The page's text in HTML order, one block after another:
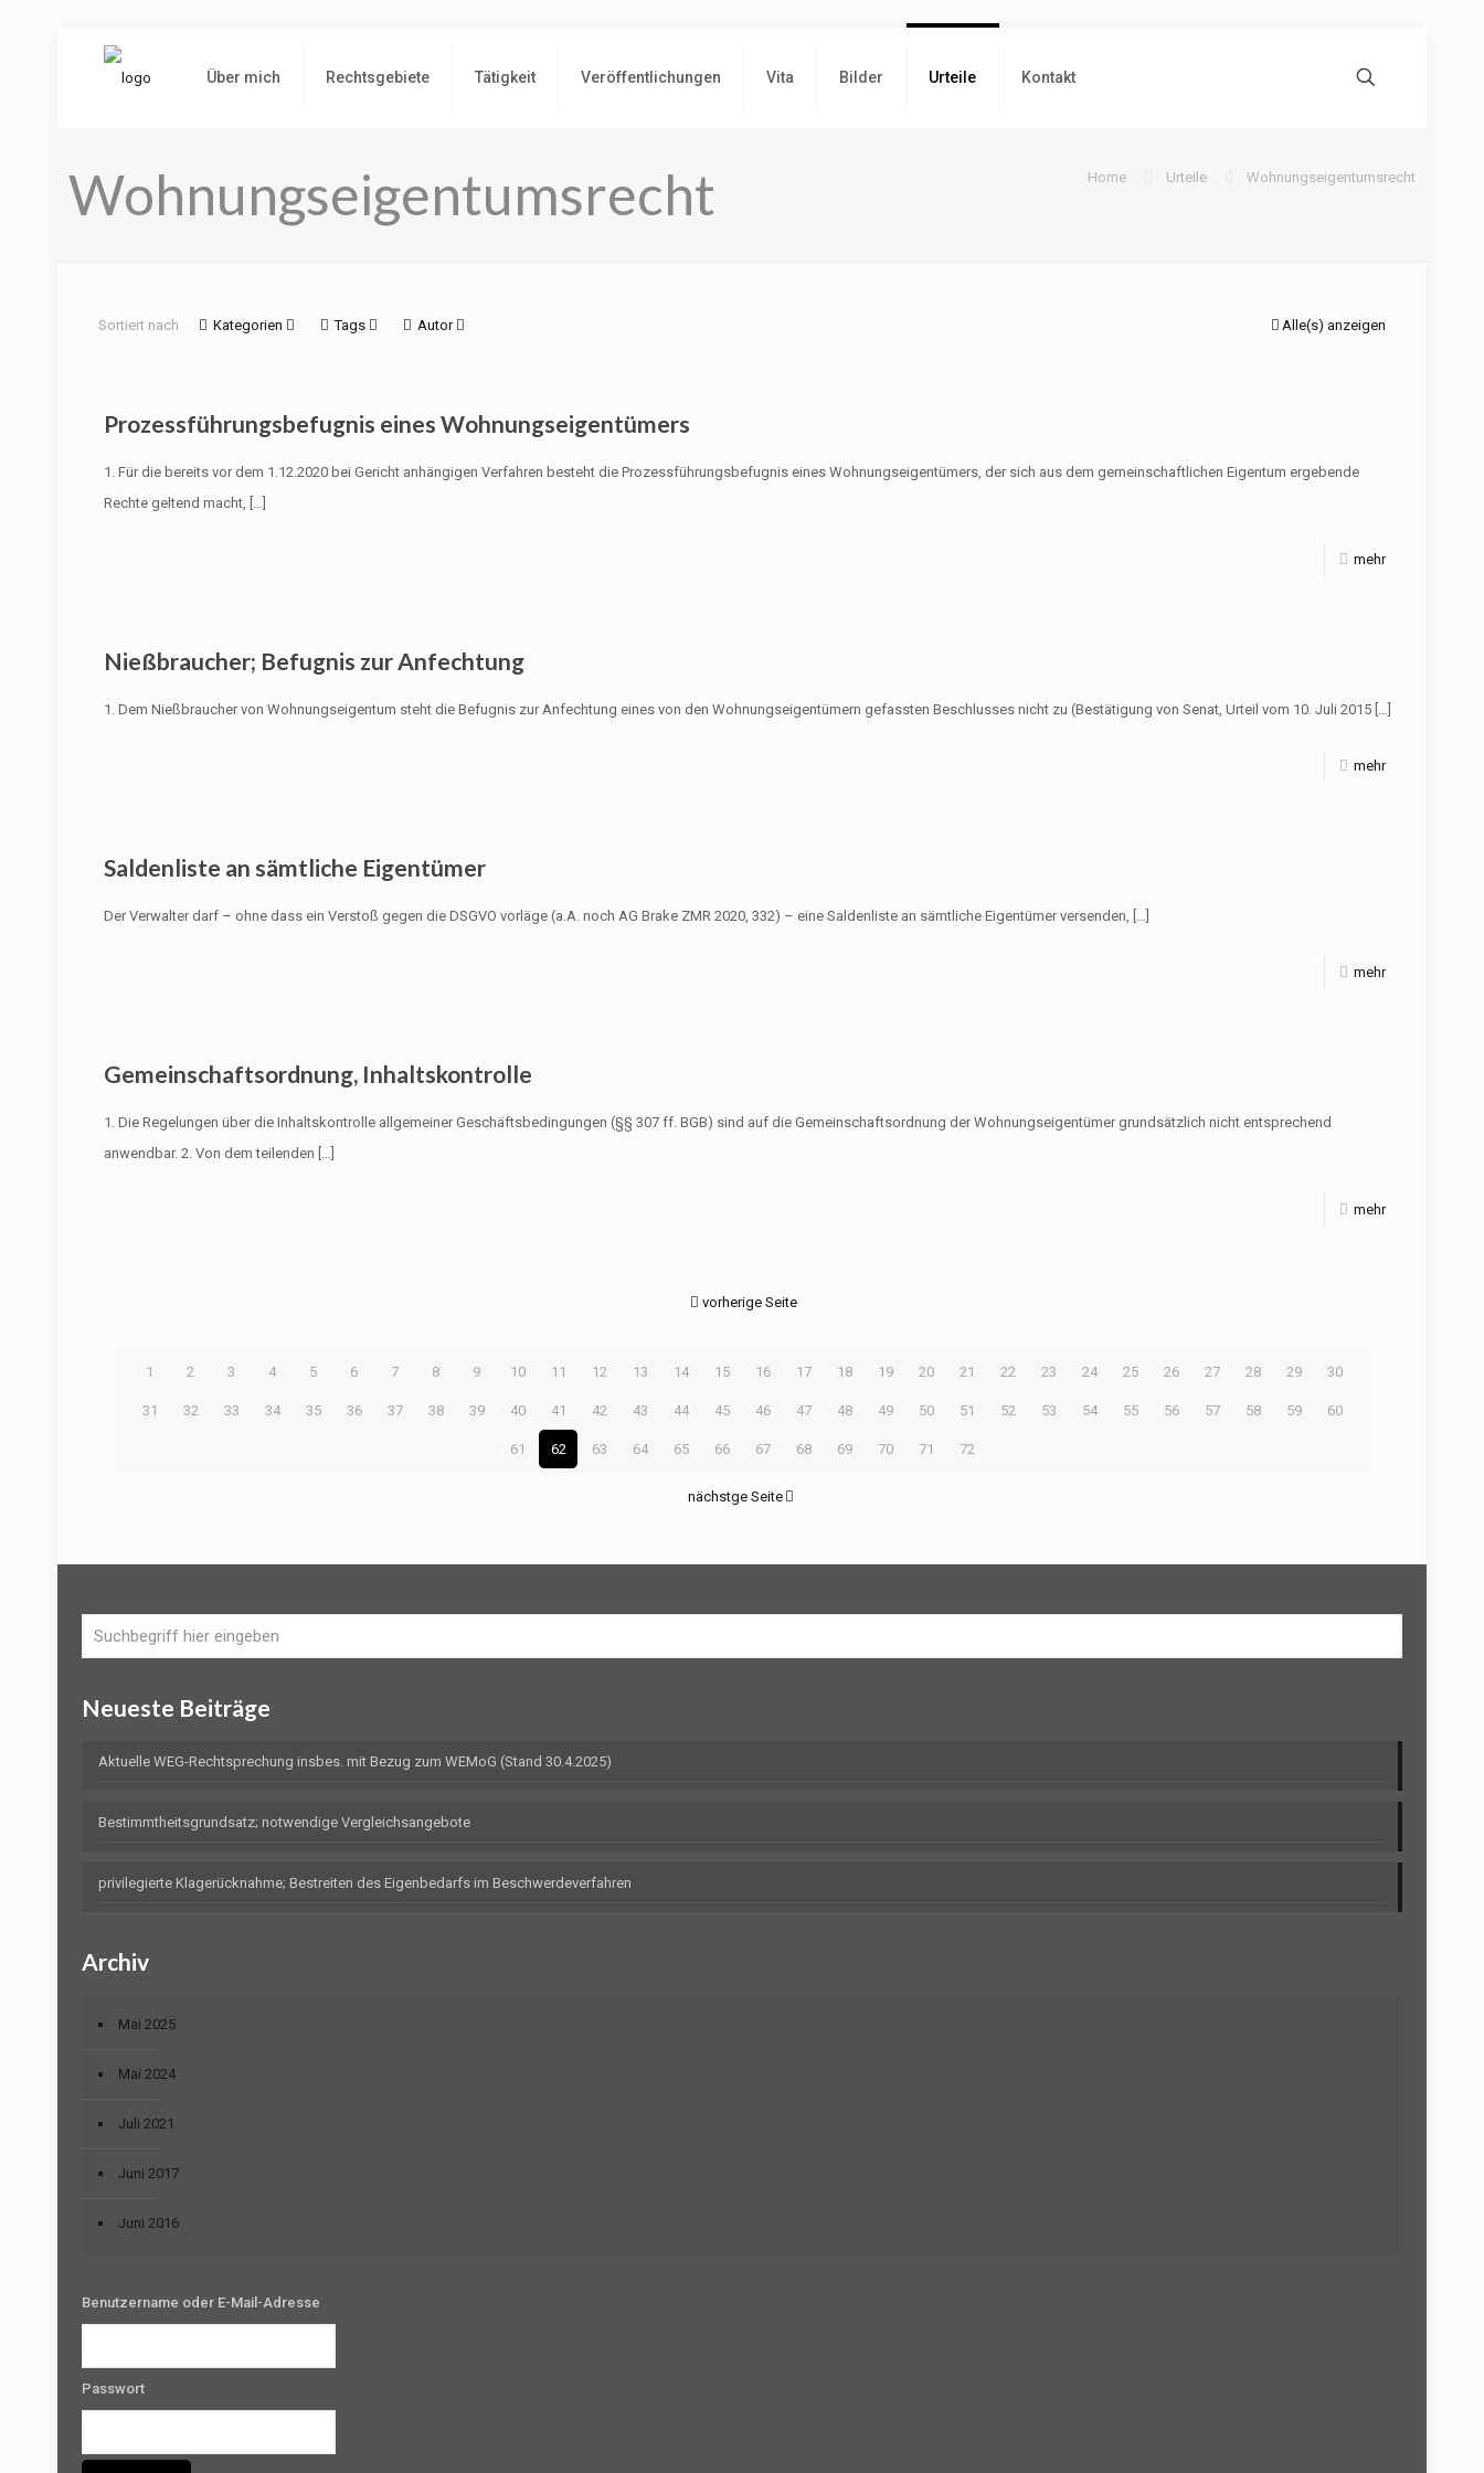
Über mich Rechtsgebiete Tätigkeit Veröffentlichungen Vita Bilder Urteile Kontakt
Wohnungseigentumsrecht Home Urteile Wohnungseigentumsrecht
Sortiert nach Kategorien Tags Autor Alle(s) anzeigen
Prozessführungsbefugnis eines Wohnungseigentümers
1. Für die bereits vor dem 1.12.2020 bei Gericht anhängigen Verfahren besteht die Prozessführungsbefugnis eines Wohnungseigentümers, der sich aus dem gemeinschaftlichen Eigentum ergebende
Rechte geltend macht, […]
mehr
Nießbraucher; Befugnis zur Anfechtung
1. Dem Nießbraucher von Wohnungseigentum steht die Befugnis zur Anfechtung eines von den Wohnungseigentümern gefassten Beschlusses nicht zu (Bestätigung von Senat, Urteil vom 10. Juli 2015 […]
mehr
Saldenliste an sämtliche Eigentümer
Der Verwalter darf – ohne dass ein Verstoß gegen die DSGVO vorläge (a.A. noch AG Brake ZMR 2020, 332) – eine Saldenliste an sämtliche Eigentümer versenden, […]
mehr
Gemeinschaftsordnung, Inhaltskontrolle
1. Die Regelungen über die Inhaltskontrolle allgemeiner Geschäftsbedingungen (§§ 307 ff. BGB) sind auf die Gemeinschaftsordnung der Wohnungseigentümer grundsätzlich nicht entsprechend
anwendbar. 2. Von dem teilenden […]
mehr
vorherige Seite
1 2 3 4 5 6 7 8 9 10 11 12 13 14 15 16 17 18 19 20 21 22 23 24 25 26 27 28 29 30
31 32 33 34 35 36 37 38 39 40 41 42 43 44 45 46 47 48 49 50 51 52 53 54 55 56 57 58 59 60
61 62 63 64 65 66 67 68 69 70 71 72
nächstge Seite
Neueste Beiträge
Aktuelle WEG-Rechtsprechung insbes. mit Bezug zum WEMoG (Stand 30.4.2025)
Bestimmtheitsgrundsatz; notwendige Vergleichsangebote
privilegierte Klagerücknahme; Bestreiten des Eigenbedarfs im Beschwerdeverfahren
Archiv
Mai 2025
Mai 2024
Juli 2021
Juni 2017
Juni 2016
Benutzername oder E-Mail-Adresse
Passwort